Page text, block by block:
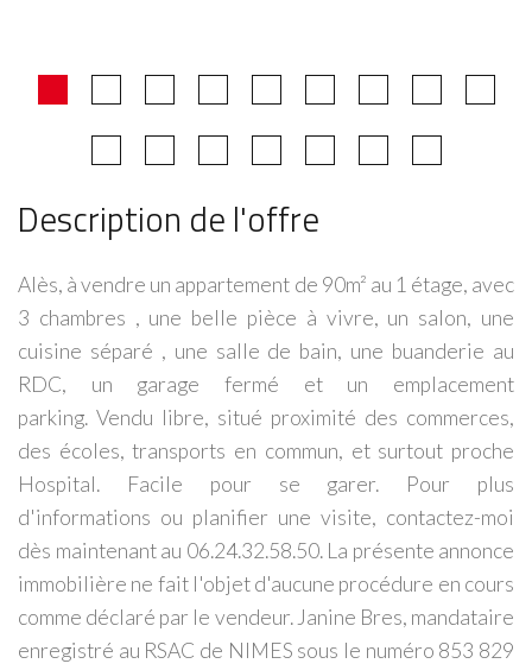
Description de l'offre
Alès, à vendre un appartement de 90m² au 1 étage, avec
3 chambres , une belle pièce à vivre, un salon, une
cuisine séparé , une salle de bain, une buanderie au
RDC, un garage fermé et un emplacement
parking. Vendu libre, situé proximité des commerces,
des écoles, transports en commun, et surtout proche
Hospital. Facile pour se garer. Pour plus
d'informations ou planifier une visite, contactez-moi
dès maintenant au 06.24.32.58.50. La présente annonce
immobilière ne fait l'objet d'aucune procédure en cours
comme déclaré par le vendeur. Janine Bres, mandataire
enregistré au RSAC de NIMES sous le numéro 853 829